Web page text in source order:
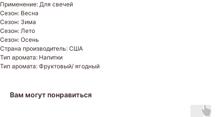
Применение: Для свечей
Сезон: Весна
Сезон: Зима
Сезон: Лето
Сезон: Осень
Страна производитель: США
Тип аромата: Напитки
Тип аромата: Фруктовый/ ягодный
Вам могут понравиться